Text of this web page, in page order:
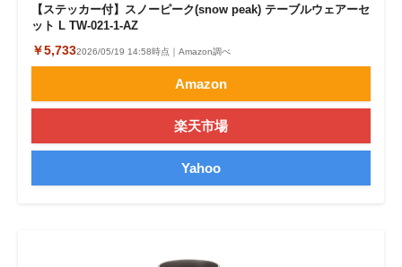
【ステッカー付】スノーピーク(snow peak) テーブルウェアーセ
ット L TW-021-1-AZ
￥5,7332026/05/19 14:58時点｜Amazon調べ
Amazon
楽天市場
Yahoo